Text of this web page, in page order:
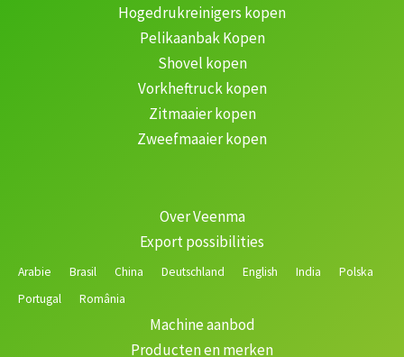
Hogedrukreinigers kopen
Pelikaanbak Kopen
Shovel kopen
Vorkheftruck kopen
Zitmaaier kopen
Zweefmaaier kopen
Over Veenma
Export possibilities
Arabie Brasil China Deutschland English India
Polska
Portugal
România
Machine aanbod
Producten en merken